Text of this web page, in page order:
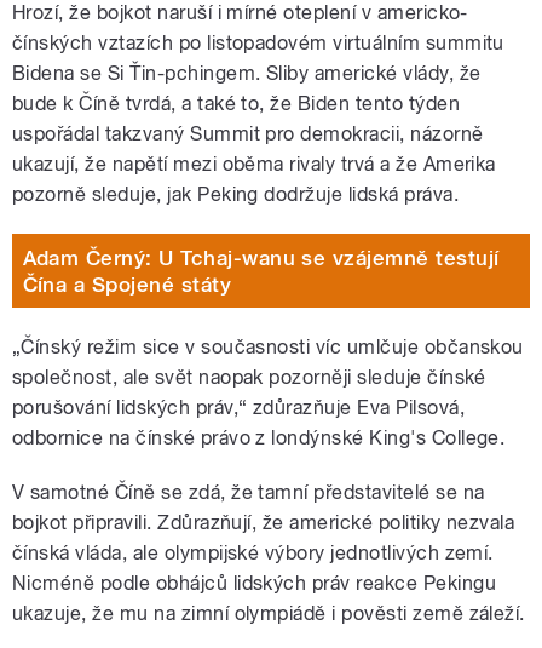
Hrozí, že bojkot naruší i mírné oteplení v americko-
čínských vztazích po listopadovém virtuálním summitu
Bidena se Si Ťin-pchingem. Sliby americké vlády, že
bude k Číně tvrdá, a také to, že Biden tento týden
uspořádal takzvaný Summit pro demokracii, názorně
ukazují, že napětí mezi oběma rivaly trvá a že Amerika
pozorně sleduje, jak Peking dodržuje lidská práva.
Adam Černý: U Tchaj-wanu se vzájemně testují
Čína a Spojené státy
„Čínský režim sice v současnosti víc umlčuje občanskou
společnost, ale svět naopak pozorněji sleduje čínské
porušování lidských práv,“ zdůrazňuje Eva Pilsová,
odbornice na čínské právo z londýnské King's College.
V samotné Číně se zdá, že tamní představitelé se na
bojkot připravili. Zdůrazňují, že americké politiky nezvala
čínská vláda, ale olympijské výbory jednotlivých zemí.
Nicméně podle obhájců lidských práv reakce Pekingu
ukazuje, že mu na zimní olympiádě i pověsti země záleží.